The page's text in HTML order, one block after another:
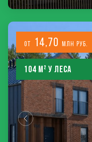
от 14,70 млн руб.
104 м² у леса